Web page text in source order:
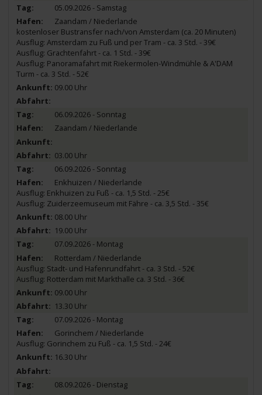
05.09.2026 - Samstag
Zaandam / Niederlande
kostenloser Bustransfer nach/von Amsterdam (ca. 20 Minuten)
Ausflug: Amsterdam zu Fuß und per Tram - ca. 3 Std. - 39€
Ausflug: Grachtenfahrt - ca. 1 Std. - 39€
Ausflug: Panoramafahrt mit Riekermolen-Windmühle & A'DAM
Turm - ca. 3 Std. - 52€
09.00 Uhr
06.09.2026 - Sonntag
Zaandam / Niederlande
03.00 Uhr
06.09.2026 - Sonntag
Enkhuizen / Niederlande
Ausflug: Enkhuizen zu Fuß - ca. 1,5 Std. - 25€
Ausflug: Zuiderzeemuseum mit Fähre - ca. 3,5 Std. - 35€
08.00 Uhr
19.00 Uhr
07.09.2026 - Montag
Rotterdam / Niederlande
Ausflug: Stadt- und Hafenrundfahrt - ca. 3 Std. - 52€
Ausflug: Rotterdam mit Markthalle ca. 3 Std. - 36€
09.00 Uhr
13.30 Uhr
07.09.2026 - Montag
Gorinchem / Niederlande
Ausflug: Gorinchem zu Fuß - ca. 1,5 Std. - 24€
16.30 Uhr
08.09.2026 - Dienstag